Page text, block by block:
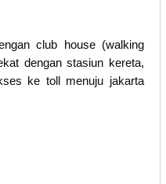
club house (walking
dengan stasiun kereta,
ke toll menuju jakarta